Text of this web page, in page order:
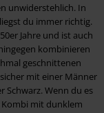
unwiderstehlich. In
liegst du immer richtig.
Jahre und ist auch
kombinieren
geschnittenen
mit einer Männer
Schwarz. Wenn du es
mit dunklem